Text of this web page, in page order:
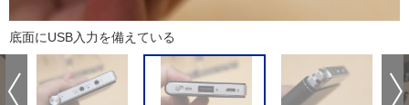
底面にUSB入力を備えている